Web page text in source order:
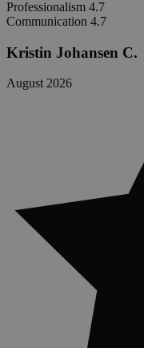
Professionalism 4.7
Communication 4.7
Kristin Johansen C.
August 2026